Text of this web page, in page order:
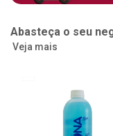
Abasteça o seu
Veja mais